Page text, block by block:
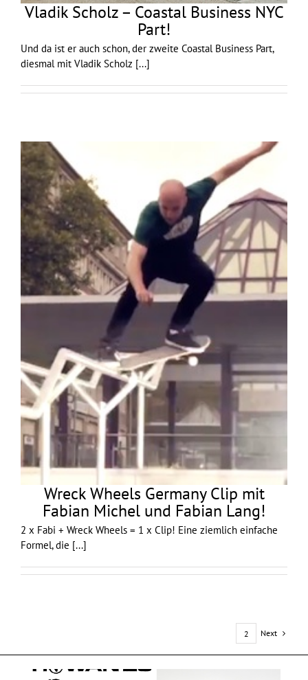
Vladik Scholz – Coastal Business NYC
Part!
Und da ist er auch schon, der zweite Coastal Business Part,
diesmal mit Vladik Scholz [...]
Wreck Wheels Germany Clip mit
Fabian Michel und Fabian Lang!
2 x Fabi + Wreck Wheels = 1 x Clip! Eine ziemlich einfache
Formel, die [...]
2 Next